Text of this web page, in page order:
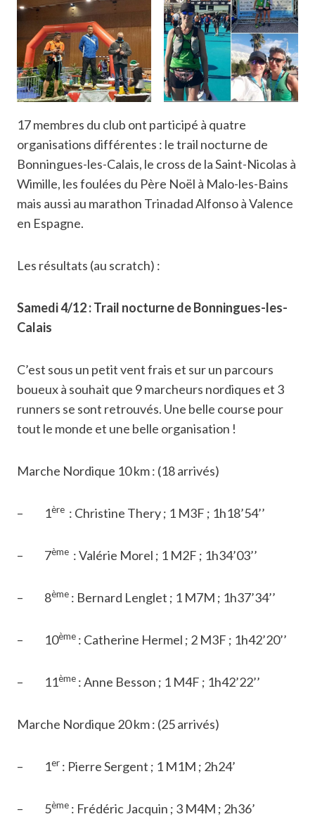
17 membres du club ont participé à quatre
organisations différentes : le trail nocturne de
Bonningues-les-Calais, le cross de la Saint-Nicolas à
Wimille, les foulées du Père Noël à Malo-les-Bains
mais aussi au marathon Trinadad Alfonso à Valence
en Espagne.
Les résultats (au scratch) :
Samedi 4/12 : Trail nocturne de Bonningues-les-
Calais
C’est sous un petit vent frais et sur un parcours
boueux à souhait que 9 marcheurs nordiques et 3
runners se sont retrouvés. Une belle course pour
tout le monde et une belle organisation !
Marche Nordique 10 km : (18 arrivés)
– 1ère : Christine Thery ; 1 M3F ; 1h18’54’’
– 7ème : Valérie Morel ; 1 M2F ; 1h34’03’’
– 8ème : Bernard Lenglet ; 1 M7M ; 1h37’34’’
– 10ème : Catherine Hermel ; 2 M3F ; 1h42’20’’
– 11ème : Anne Besson ; 1 M4F ; 1h42’22’’
Marche Nordique 20 km : (25 arrivés)
– 1er : Pierre Sergent ; 1 M1M ; 2h24’
– 5ème : Frédéric Jacquin ; 3 M4M ; 2h36’